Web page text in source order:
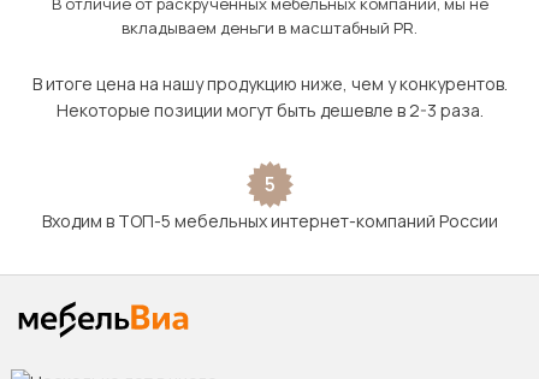
вкладываем деньги в масштабный PR.
В итоге цена на нашу продукцию ниже, чем у конкурентов.
Некоторые позиции могут быть дешевле в 2-3 раза.
5
Входим в ТОП-5 мебельных интернет-компаний России